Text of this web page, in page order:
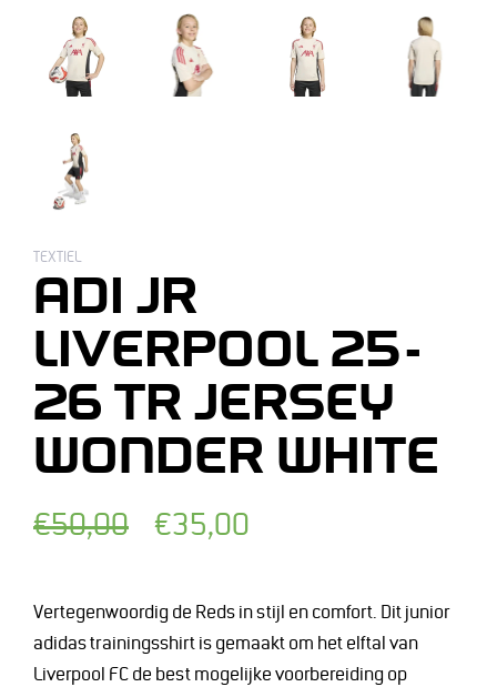
TEXTIEL
ADI JR
LIVERPOOL 25-
26 TR JERSEY
WONDER WHITE
Normale
Afgeprijsde
€50,00 €35,00
Vertegenwoordig de Reds in stijl en comfort. Dit junior
adidas trainingsshirt is gemaakt om het elftal van
Liverpool FC de best mogelijke voorbereiding op